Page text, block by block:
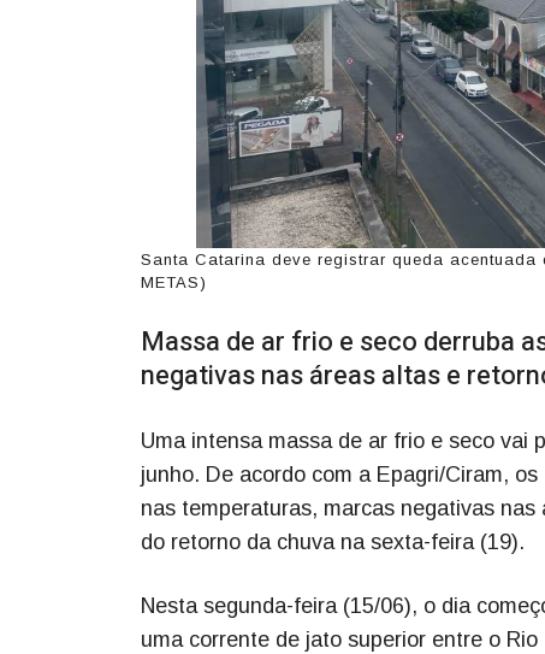
Santa Catarina deve registrar queda acentuada
METAS)
Massa de ar frio e seco derruba
negativas nas áreas altas e
Uma intensa massa de ar frio e seco vai
junho. De acordo com a Epagri/Ciram,
nas temperaturas, marcas negativas
do retorno da chuva na sexta-feira (19).
Nesta segunda-feira (15/06), o dia
uma corrente de jato superior entre o